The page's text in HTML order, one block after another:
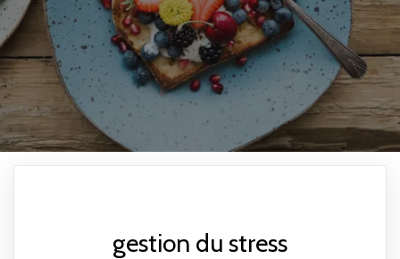
gestion du stress